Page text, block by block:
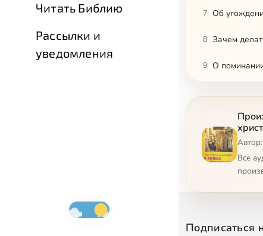
Читать Библию
Рассылки и
уведомления
7 Об
8 Зачем
9 О
Почему
12 О
О
14 О чем
Все
Подписаться